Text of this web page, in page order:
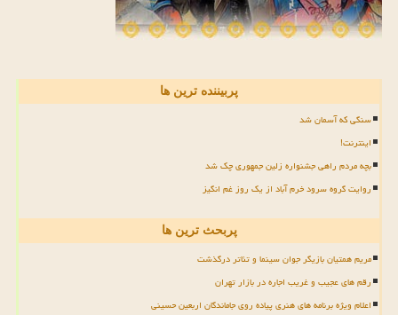
پربیننده ترین ها
سنگی که آسمان شد
اینترنت!
بچه مردم راهی جشنواره زلین جمهوری چک شد
روایت گروه سرود خرم آباد از یک روز غم انگیز
پربحث ترین ها
مریم همتیان بازیگر جوان سینما و تئاتر درگذشت
رقم های عجیب و غریب اجاره در بازار تهران
اعلام ویژه برنامه های هنری پیاده روی جاماندگان اربعین حسینی